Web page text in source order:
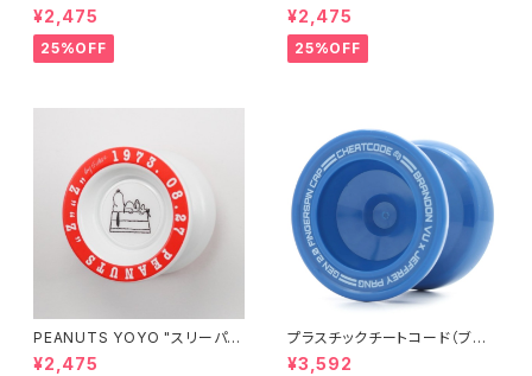
¥2,475
25%OFF
¥2,475
25%OFF
PEANUTS YOYO "スリーパ
ー"
¥2,475
プラスチックチートコード（ブル
ー）
¥3,592